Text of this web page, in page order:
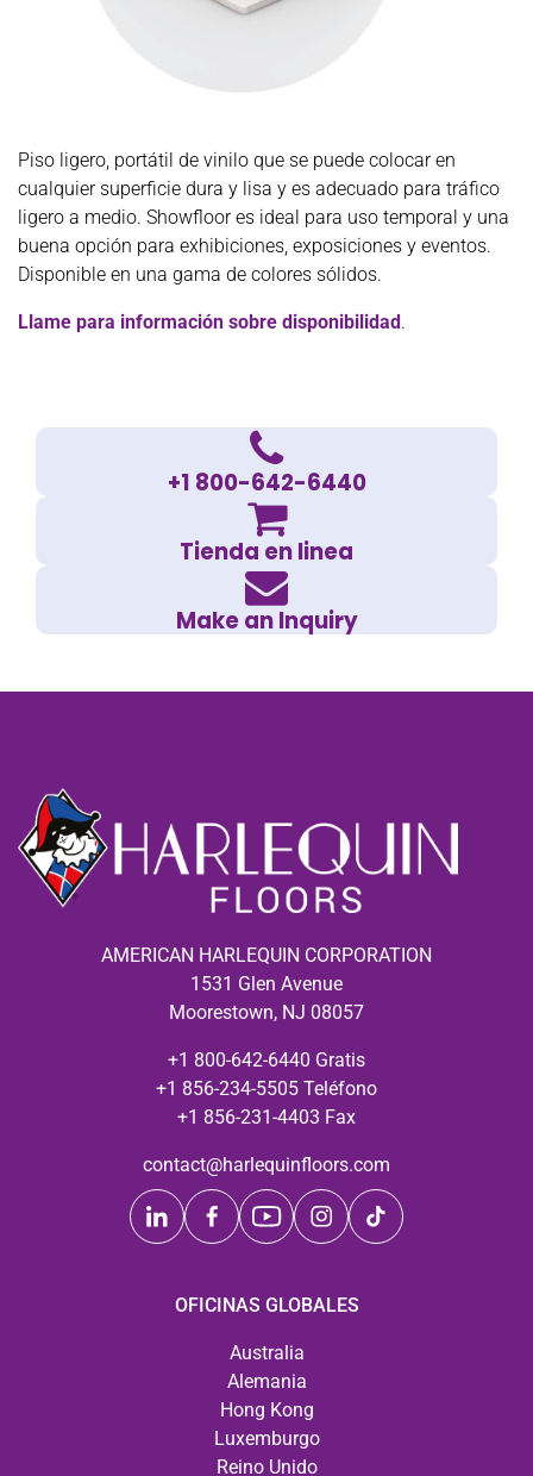
Piso ligero, portátil de vinilo que se puede colocar en
cualquier superficie dura y lisa y es adecuado para tráfico
ligero a medio. Showfloor es ideal para uso temporal y una
buena opción para exhibiciones, exposiciones y eventos.
Disponible en una gama de colores sólidos.
Llame para información sobre disponibilidad.
+1 800-642-6440
Tienda en linea
Make an Inquiry
AMERICAN HARLEQUIN CORPORATION
1531 Glen Avenue
Moorestown, NJ 08057
+1 800-642-6440 Gratis
+1 856-234-5505 Teléfono
+1 856-231-4403 Fax
contact@harlequinfloors.com
OFICINAS GLOBALES
Australia
Alemania
Hong Kong
Luxemburgo
Reino Unido